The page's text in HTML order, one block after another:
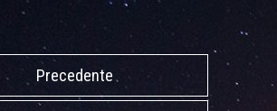
Precedente